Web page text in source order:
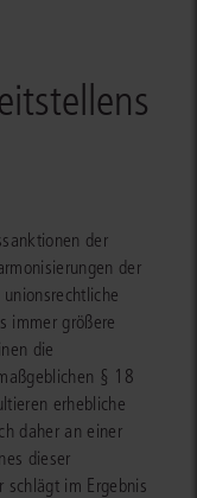
der
der
immer größere
die
§ 18
erhebliche
daher an einer
dieser
schlägt im Ergebnis